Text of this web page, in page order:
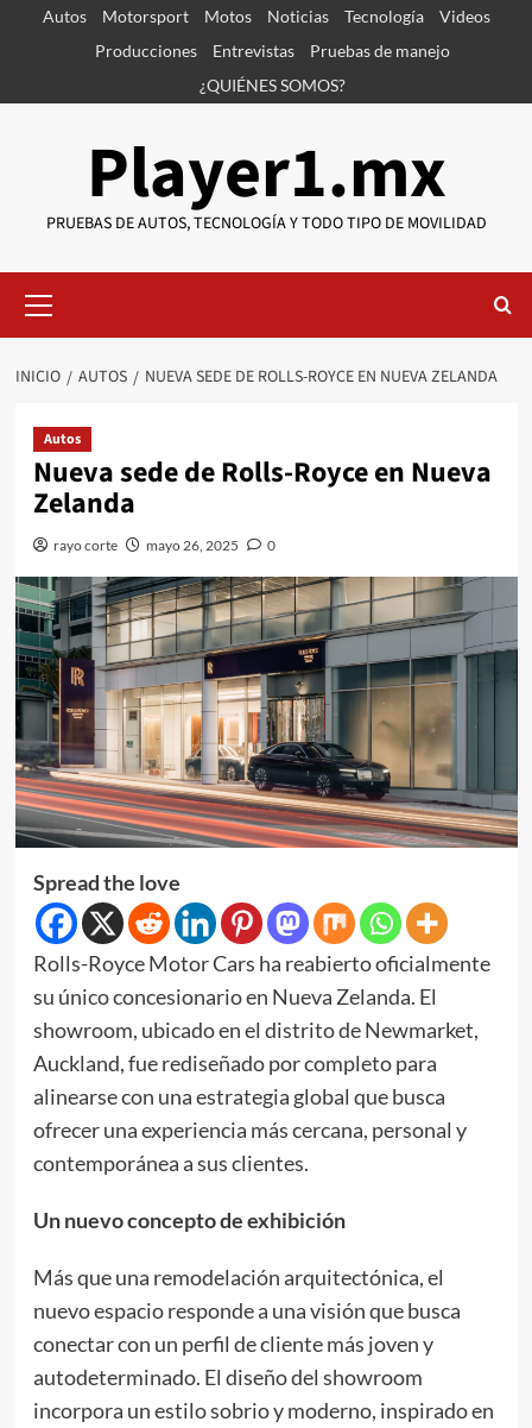
SaltarAutos Motorsport Motos Noticias Tecnología
Videos
Producciones
Entrevistas
Pruebas de manejo
¿QUIÉNES SOMOS?
Player1.mx
PRUEBAS DE AUTOS, TECNOLOGÍA Y TODO TIPO DE MOVILIDAD
primario
INICIO AUTOS NUEVA SEDE DE ROLLS-ROYCE EN NUEVA ZELANDA
Autos
Nueva sede de Rolls-Royce en Nueva
Zelanda
rayo corte mayo 26, 2025 0
Spread the love
Rolls-Royce Motor Cars ha reabierto oficialmente
su único concesionario en Nueva Zelanda. El
showroom, ubicado en el distrito de Newmarket,
Auckland, fue rediseñado por completo para
alinearse con una estrategia global que busca
ofrecer una experiencia más cercana, personal y
contemporánea a sus clientes.
Un nuevo concepto de exhibición
Más que una remodelación arquitectónica, el
nuevo espacio responde a una visión que busca
conectar con un perfil de cliente más joven y
autodeterminado. El diseño del showroom
incorpora un estilo sobrio y moderno, inspirado en